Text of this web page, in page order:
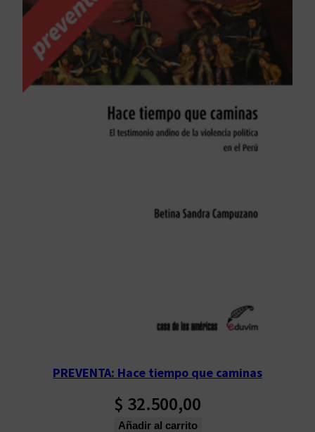
PREVENTA: Hace tiempo que caminas
$ 32.500,00
Añadir al carrito